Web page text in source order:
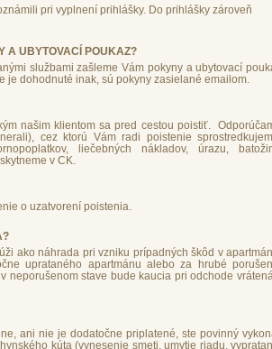
pri vyplnení prihlášky. Do prihlášky zároveň
A UBYTOVACÍ POUKAZ?
službami zašleme Vám pokyny a ubytovací
dohodnuté inak, sú pokyny zasielané emailom.
našim klientom sa pred cestou poistiť.
cez ktorú Vám radi poistenie
liečebných nákladov, úrazu,
v CK.
o uzatvorení poistenia.
ako náhrada pri vzniku prípadných škôd v
uprataného apartmánu alebo za hrubé
neporušenom stave bude kaucia pri odchode
ani nie je dodatočne priplatené, ste povinný
kúta (vynesenie smeti, umytie riadu,